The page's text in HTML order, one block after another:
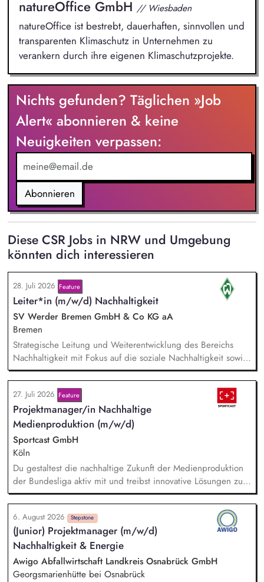
natureOffice GmbH // Wiesbaden
natureOffice ist bestrebt, dauerhaften, sinnvollen und
transparenten Klimaschutz in Unternehmen zu
verankern durch ihre eigenen Klimaschutzprojekte.
Nichts gefunden? Täglichen »Job
Alert« abonnieren & keine
Neuigkeiten verpassen:
Abonnieren
Diese CSR Jobs in NRW und Umgebung
könnten dich interessieren
28. Juli 2026 Feature
Leiter*in (m/w/d) Nachhaltigkeit
SV Werder Bremen GmbH & Co KG aA
Bremen
Strategische Leitung und Weiterentwicklung des Bereichs
Nachhaltigkeit mit Fokus auf die soziale Nachhaltigkeit sowie
Verantwortung für die Erreichung der Nachhaltigkeitsziele in
Zusammenarbeit mit der Geschäftsführung und anderen
Bereichen. Disziplinarische und fachliche Führung sowie
Entwicklung der Mitarbeiter*innen im Bereich Nachhaltigkeit.
Pflege und Weiterentwicklung des Netzwerks an
Kooperationspartner*innen sowie strategische Entwicklung
nachhaltigkeitsbezogener Partnerschaften.
27. Juli 2026 Feature
Projektmanager/in Nachhaltige
Medienproduktion (m/w/d)
Sportcast GmbH
Köln
Du gestaltest die nachhaltige Zukunft der Medienproduktion
der Bundesliga aktiv mit und treibst innovative Lösungen zur
Reduzierung von Emissionen voran. Dein Fokus liegt auf der
Evaluierung von Reduktionspotentialen von TV-
Produktionskonzepten hinsichtlich Co2e-Fußabdruck,
Durchführung einer Machbarkeitsstudie zur emissionsfreien
USV-Stromversorgung sowie der Koordination interner und
externer Stakeholder.
6. August 2026 Stepstone
(Junior) Projektmanager (m/w/d)
Nachhaltigkeit & Energie
Awigo Abfallwirtschaft Landkreis Osnabrück GmbH
Georgsmarienhütte bei Osnabrück